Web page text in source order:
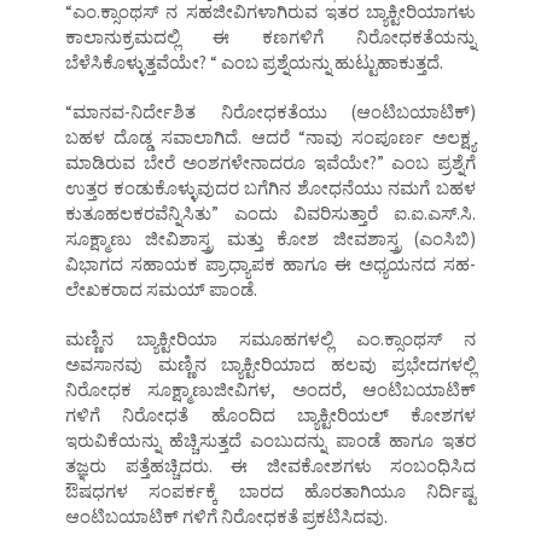
“ಎಂ.ಕ್ಸಾಂಥಸ್ ನ ಸಹಜೀವಿಗಳಾಗಿರುವ ಇತರ ಬ್ಯಾಕ್ಟೀರಿಯಾಗಳು
ಕಾಲಾನುಕ್ರಮದಲ್ಲಿ ಈ ಕಣಗಳಿಗೆ ನಿರೋಧಕತೆಯನ್ನು
ಬೆಳೆಸಿಕೊಳ್ಳುತ್ತವೆಯೇ? “ ಎಂಬ ಪ್ರಶ್ನೆಯನ್ನು ಹುಟ್ಟುಹಾಕುತ್ತದೆ.
“ಮಾನವ-ನಿರ್ದೇಶಿತ ನಿರೋಧಕತೆಯು (ಆಂಟಿಬಯಾಟಿಕ್)
ಬಹಳ ದೊಡ್ಡ ಸವಾಲಾಗಿದೆ. ಆದರೆ “ನಾವು ಸಂಪೂರ್ಣ ಅಲಕ್ಷ್ಯ
ಮಾಡಿರುವ ಬೇರೆ ಅಂಶಗಳೇನಾದರೂ ಇವೆಯೇ?” ಎಂಬ ಪ್ರಶ್ನೆಗೆ
ಉತ್ತರ ಕಂಡುಕೊಳ್ಳುವುದರ ಬಗೆಗಿನ ಶೋಧನೆಯು ನಮಗೆ ಬಹಳ
ಕುತೂಹಲಕರವೆನ್ನಿಸಿತು” ಎಂದು ವಿವರಿಸುತ್ತಾರೆ ಐ.ಐ.ಎಸ್.ಸಿ.
ಸೂಕ್ಷ್ಮಾಣು ಜೀವಿಶಾಸ್ತ್ರ ಮತ್ತು ಕೋಶ ಜೀವಶಾಸ್ತ್ರ (ಎಂಸಿಬಿ)
ವಿಭಾಗದ ಸಹಾಯಕ ಪ್ರಾಧ್ಯಾಪಕ ಹಾಗೂ ಈ ಅಧ್ಯಯನದ ಸಹ-
ಲೇಖಕರಾದ ಸಮಯ್ ಪಾಂಡೆ.
ಮಣ್ಣಿನ ಬ್ಯಾಕ್ಟೀರಿಯಾ ಸಮೂಹಗಳಲ್ಲಿ ಎಂ.ಕ್ಸಾಂಥಸ್ ನ
ಅವಸಾನವು ಮಣ್ಣಿನ ಬ್ಯಾಕ್ಟೀರಿಯಾದ ಹಲವು ಪ್ರಭೇದಗಳಲ್ಲಿ
ನಿರೋಧಕ ಸೂಕ್ಷ್ಮಾಣುಜೀವಿಗಳ, ಅಂದರೆ, ಆಂಟಿಬಯಾಟಿಕ್
ಗಳಿಗೆ ನಿರೋಧತೆ ಹೊಂದಿದ ಬ್ಯಾಕ್ಟೀರಿಯಲ್ ಕೋಶಗಳ
ಇರುವಿಕೆಯನ್ನು ಹೆಚ್ಚಿಸುತ್ತದೆ ಎಂಬುದನ್ನು ಪಾಂಡೆ ಹಾಗೂ ಇತರ
ತಜ್ಞರು ಪತ್ತೆಹಚ್ಚಿದರು. ಈ ಜೀವಕೋಶಗಳು ಸಂಬಂಧಿಸಿದ
ಔಷಧಗಳ ಸಂಪರ್ಕಕ್ಕೆ ಬಾರದ ಹೊರತಾಗಿಯೂ ನಿರ್ದಿಷ್ಟ
ಆಂಟಿಬಯಾಟಿಕ್ ಗಳಿಗೆ ನಿರೋಧಕತೆ ಪ್ರಕಟಿಸಿದವು.